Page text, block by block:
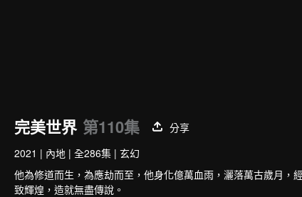
完美世界 第110集
分享
2021 | 內地 | 全286集 | 玄幻
他為修道而生，為應劫而至，他身化億萬血雨，灑落萬古歲月
致輝煌，造就無盡傳說。